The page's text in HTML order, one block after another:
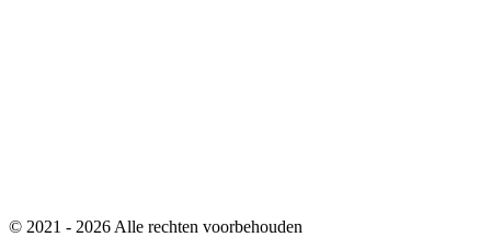
© 2021 - 2026 Alle rechten voorbehouden